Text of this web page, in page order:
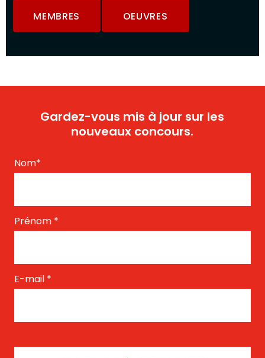
MEMBRES OEUVRES
Gardez-vous mis à jour sur les
nouveaux concours.
Nom*
Prénom *
E-mail *